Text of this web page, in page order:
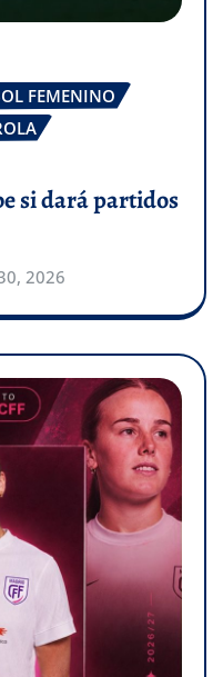
FEMENINO
si dará partidos
2026